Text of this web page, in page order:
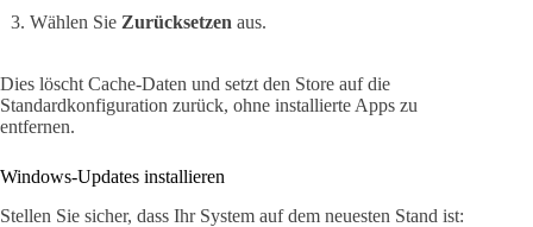
Wählen Sie Zurücksetzen aus.
Dies löscht Cache-Daten und setzt den Store auf die
Standardkonfiguration zurück, ohne installierte Apps zu
entfernen.
Windows-Updates installieren
Stellen Sie sicher, dass Ihr System auf dem neuesten Stand ist: